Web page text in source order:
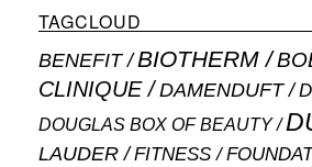
TAGCLOUD
BENEFIT BIOTHERM
CLINIQUE DAMENDUFT
DOUGLAS BOX OF BEAUTY
LAUDER
FITNESS